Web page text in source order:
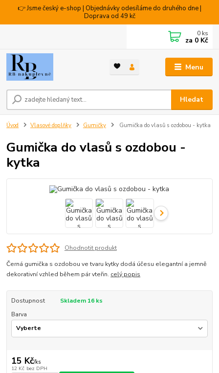
👉 Jsme český e-shop | Objednávky odesíláme do druhého dne |
Doprava od 49 kč
Menu
Hledat
0 ks
za 0 Kč
Úvod Vlasové doplňky Gumičky Gumička do vlasů s ozdobou - kytka
Gumička do vlasů s ozdobou -
kytka
Ohodnotit produkt
Černá gumička s ozdobou ve tvaru kytky dodá účesu elegantní a jemně
dekorativní vzhled během pár vteřin. celý popis
Dostupnost
Skladem 16 ks
Barva
15 Kč/ks
12 Kč bez DPH